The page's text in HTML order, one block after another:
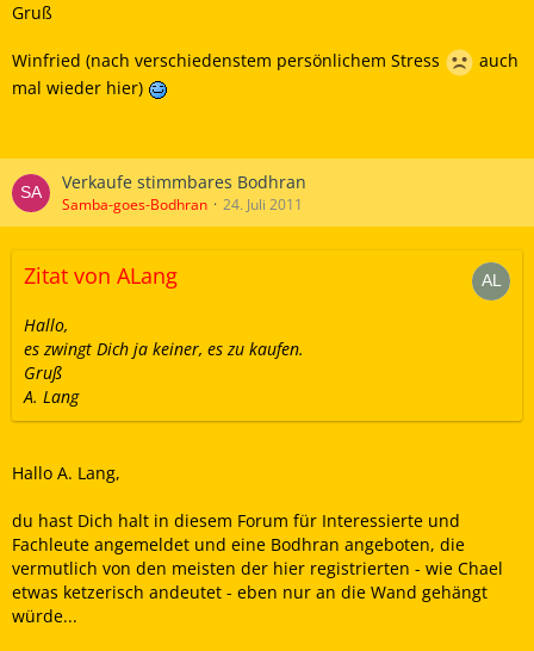
Gruß
Winfried (nach verschiedenstem persönlichem Stress
auch
mal wieder hier)
Verkaufe stimmbares Bodhran
Samba-goes-Bodhran 24. Juli 2011
Zitat von ALang
Hallo,
es zwingt Dich ja keiner, es zu kaufen.
Gruß
A. Lang
Hallo A. Lang,
du hast Dich halt in diesem Forum für Interessierte und
Fachleute angemeldet und eine Bodhran angeboten, die
vermutlich von den meisten der hier registrierten - wie Chael
etwas ketzerisch andeutet - eben nur an die Wand gehängt
würde...